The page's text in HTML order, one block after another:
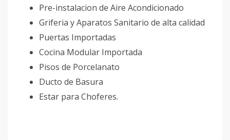
Pre-instalacion de Aire Acondicionado
Griferia y Aparatos Sanitario de alta calidad
Puertas Importadas
Cocina Modular Importada
Pisos de Porcelanato
Ducto de Basura
Estar para Choferes.